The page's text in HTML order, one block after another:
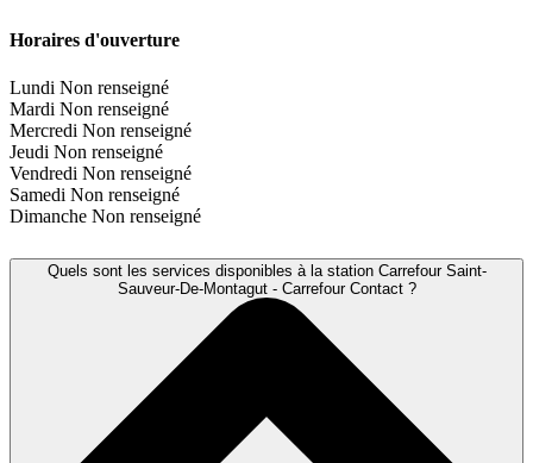
Horaires d'ouverture
Lundi Non renseigné
Mardi Non renseigné
Mercredi Non renseigné
Jeudi Non renseigné
Vendredi Non renseigné
Samedi Non renseigné
Dimanche Non renseigné
Quels sont les services disponibles à la station Carrefour Saint-
Sauveur-De-Montagut - Carrefour Contact ?